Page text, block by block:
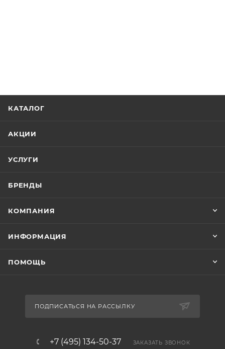
КАТАЛОГ
АКЦИИ
УСЛУГИ
БРЕНДЫ
КОМПАНИЯ
ИНФОРМАЦИЯ
ПОМОЩЬ
ПОДПИСАТЬСЯ НА РАССЫЛКУ
+7 (495) 134-50-37 ЗАКАЗАТЬ ЗВОНОК